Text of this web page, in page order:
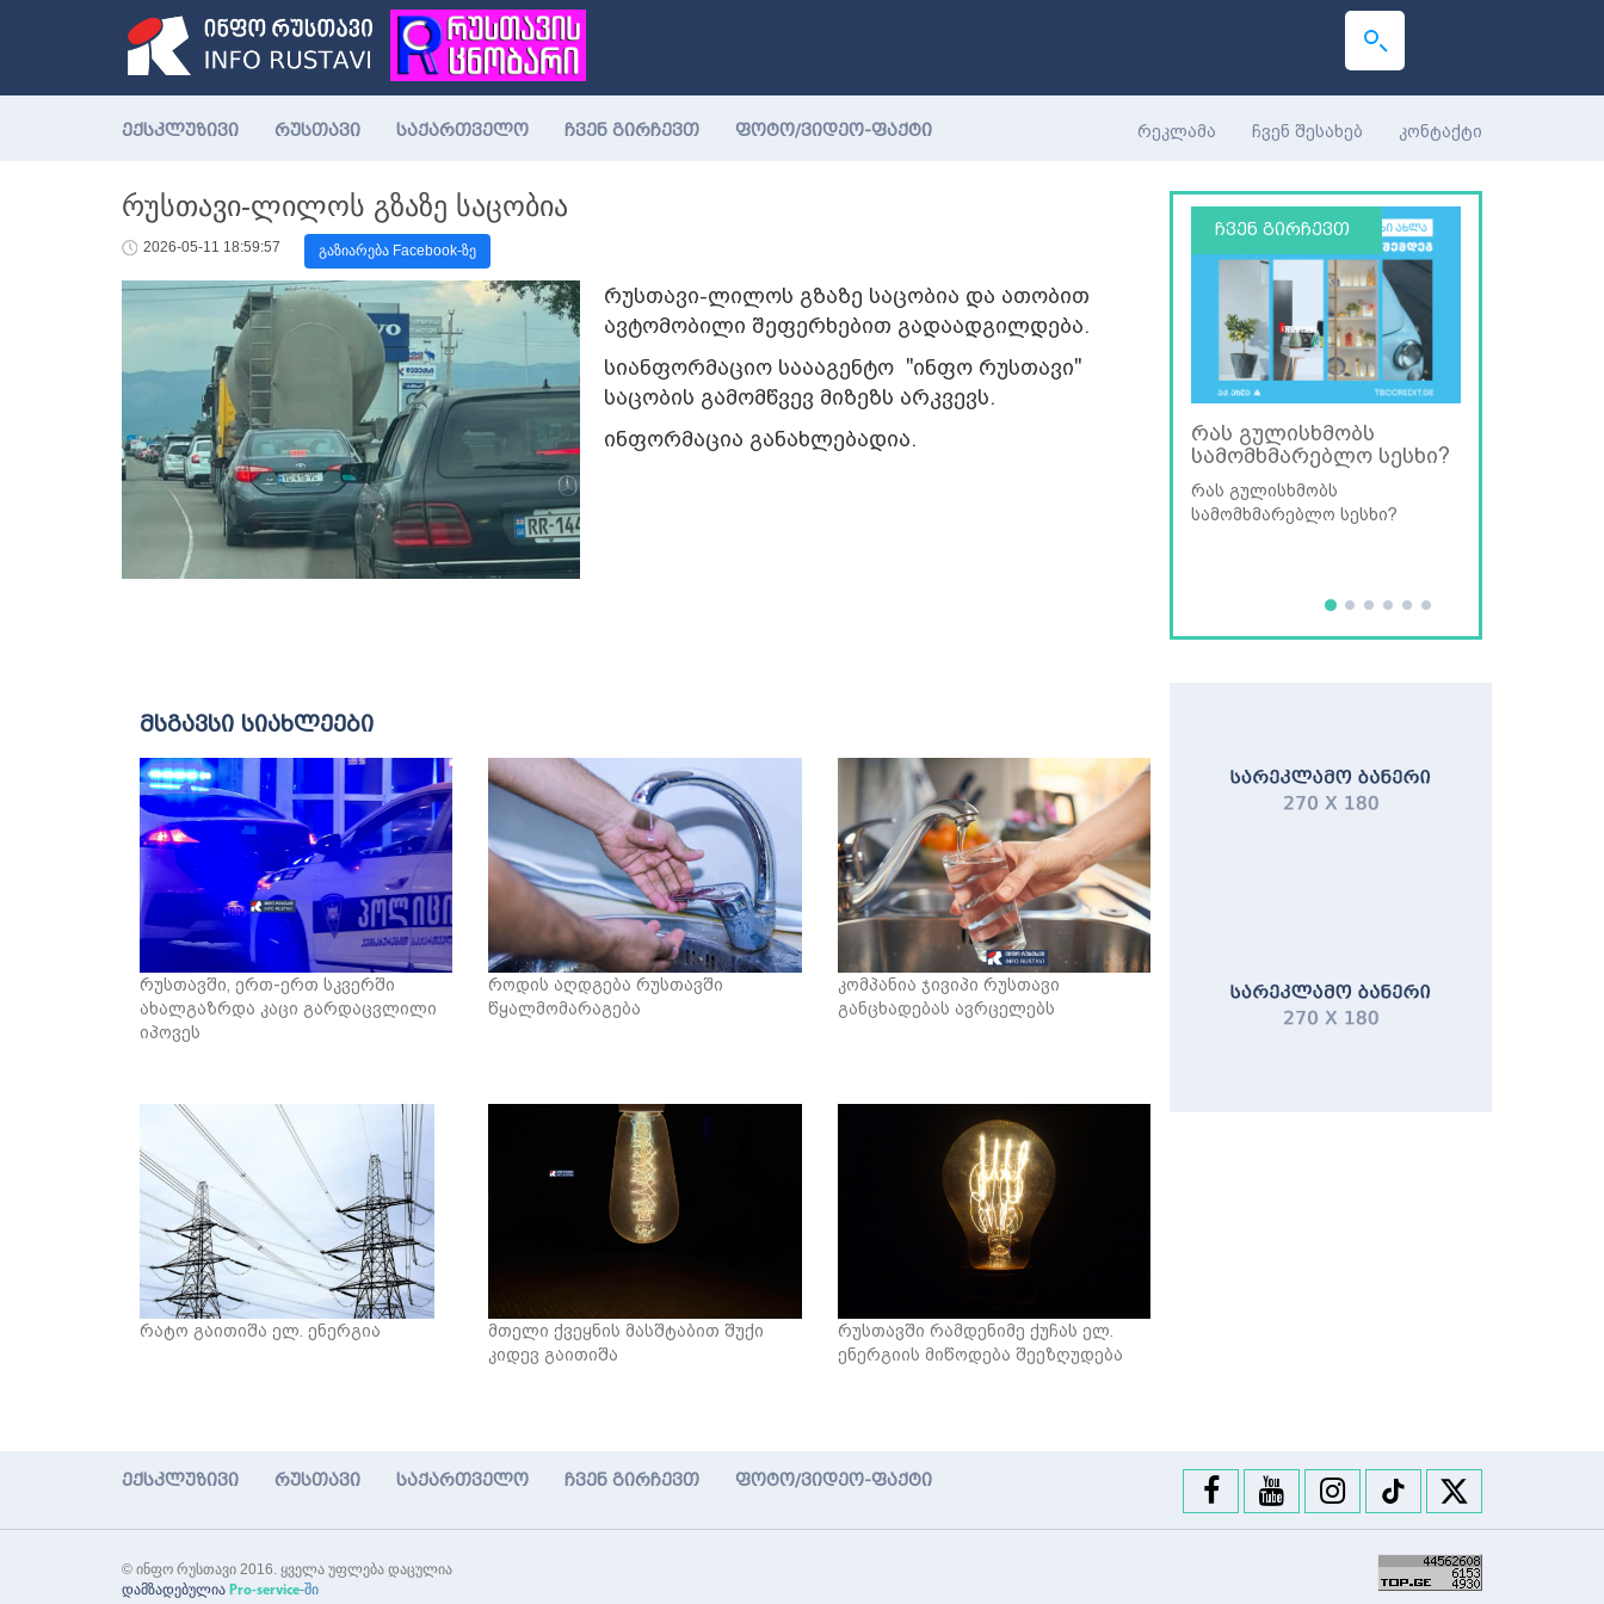
ექსკლუზივი რუსთავი საქართველო ჩვენ გირჩევთ ფოტო/ვიდეო-ფაქტი რეკლამა ჩვენ შესახებ კონტაქტი
რუსთავი-ლილოს გზაზე საცობია
2026-05-11 18:59:57 გაზიარება Facebook-ზე
რუსთავი-ლილოს გზაზე საცობია და ათობით
ავტომობილი შეფერხებით გადაადგილდება.
სიანფორმაციო საააგენტო "ინფო რუსთავი"
საცობის გამომწვევ მიზეზს არკვევს.
ინფორმაცია განახლებადია.
მსგავსი სიახლეები
რუსთავში, ერთ-ერთ სკვერში
ახალგაზრდა კაცი გარდაცვლილი
იპოვეს
როდის აღდგება რუსთავში
წყალმომარაგება
კომპანია ჯივიპი რუსთავი
განცხადებას ავრცელებს
რატო გაითიშა ელ. ენერგია
მთელი ქვეყნის მასშტაბით შუქი
კიდევ გაითიშა
რუსთავში რამდენიმე ქუჩას ელ.
ენერგიის მიწოდება შეეზღუდება
ჩვენ გირჩევთ
რას გულისხმობს
სამომხმარებლო სესხი?
რას გულისხმობს
სამომხმარებლო სესხი?
ექსკლუზივი რუსთავი საქართველო ჩვენ გირჩევთ ფოტო/ვიდეო-ფაქტი
© ინფო რუსთავი 2016. ყველა უფლება დაცულია
დამზადებულია Pro-service-ში